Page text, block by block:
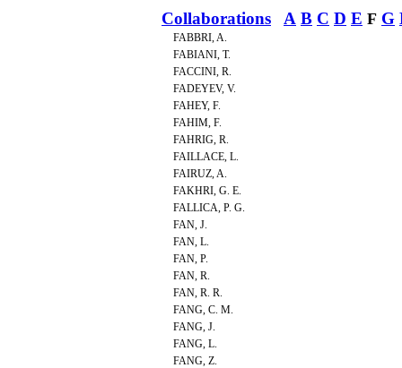
Collaborations A B C D E F G
FABBRI, A.
FABIANI, T.
FACCINI, R.
FADEYEV, V.
FAHEY, F.
FAHIM, F.
FAHRIG, R.
FAILLACE, L.
FAIRUZ, A.
FAKHRI, G. E.
FALLICA, P. G.
FAN, J.
FAN, L.
FAN, P.
FAN, R.
FAN, R. R.
FANG, C. M.
FANG, J.
FANG, L.
FANG, Z.